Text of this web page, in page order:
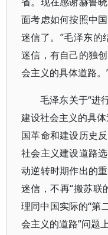
面考虑如何按照中
迷信了。”毛泽东的
迷信，有自己的独
会主义的具体道路。
毛泽东关于“进
建设社会主义的具
国革命和建设历史
社会主义建设道路
动逆转时期作出的
迷信，不再“搬苏联
理同中国实际的“第
会主义的道路”问题